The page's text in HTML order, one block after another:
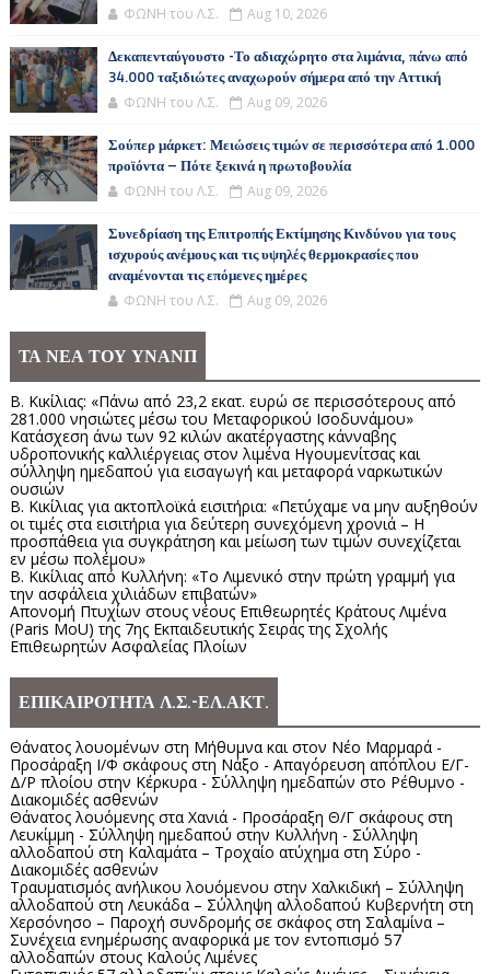
ΦΩΝΗ του Λ.Σ. Aug 10, 2026
Δεκαπενταύγουστο -Το αδιαχώρητο στα λιμάνια, πάνω από
34.000 ταξιδιώτες αναχωρούν σήμερα από την Αττική
ΦΩΝΗ του Λ.Σ. Aug 09, 2026
Σούπερ μάρκετ: Μειώσεις τιμών σε περισσότερα από 1.000
προϊόντα – Πότε ξεκινά η πρωτοβουλία
ΦΩΝΗ του Λ.Σ. Aug 09, 2026
Συνεδρίαση της Επιτροπής Εκτίμησης Κινδύνου για τους
ισχυρούς ανέμους και τις υψηλές θερμοκρασίες που
αναμένονται τις επόμενες ημέρες
ΦΩΝΗ του Λ.Σ. Aug 09, 2026
ΤΑ ΝΕΑ ΤΟΥ ΥΝΑΝΠ
Β. Κικίλιας: «Πάνω από 23,2 εκατ. ευρώ σε περισσότερους από
281.000 νησιώτες μέσω του Μεταφορικού Ισοδυνάμου»
Κατάσχεση άνω των 92 κιλών ακατέργαστης κάνναβης
υδροπονικής καλλιέργειας στον λιμένα Ηγουμενίτσας και
σύλληψη ημεδαπού για εισαγωγή και μεταφορά ναρκωτικών
ουσιών
Β. Κικίλιας για ακτοπλοϊκά εισιτήρια: «Πετύχαμε να μην αυξηθούν
οι τιμές στα εισιτήρια για δεύτερη συνεχόμενη χρονιά – Η
προσπάθεια για συγκράτηση και μείωση των τιμών συνεχίζεται
εν μέσω πολέμου»
Β. Κικίλιας από Κυλλήνη: «Το Λιμενικό στην πρώτη γραμμή για
την ασφάλεια χιλιάδων επιβατών»
Απονομή Πτυχίων στους νέους Επιθεωρητές Κράτους Λιμένα
(Paris MoU) της 7ης Εκπαιδευτικής Σειράς της Σχολής
Επιθεωρητών Ασφαλείας Πλοίων
ΕΠΙΚΑΙΡΟΤΗΤΑ Λ.Σ.-ΕΛ.ΑΚΤ.
Θάνατος λουομένων στη Μήθυμνα και στον Νέο Μαρμαρά -
Προσάραξη Ι/Φ σκάφους στη Νάξο - Απαγόρευση απόπλου Ε/Γ-
Δ/Ρ πλοίου στην Κέρκυρα - Σύλληψη ημεδαπών στο Ρέθυμνο -
Διακομιδές ασθενών
Θάνατος λουόμενης στα Χανιά - Προσάραξη Θ/Γ σκάφους στη
Λευκίμμη - Σύλληψη ημεδαπού στην Κυλλήνη - Σύλληψη
αλλοδαπού στη Καλαμάτα – Τροχαίο ατύχημα στη Σύρο -
Διακομιδές ασθενών
Τραυματισμός ανήλικου λουόμενου στην Χαλκιδική – Σύλληψη
αλλοδαπού στη Λευκάδα – Σύλληψη αλλοδαπού Κυβερνήτη στη
Χερσόνησο – Παροχή συνδρομής σε σκάφος στη Σαλαμίνα –
Συνέχεια ενημέρωσης αναφορικά με τον εντοπισμό 57
αλλοδαπών στους Καλούς Λιμένες